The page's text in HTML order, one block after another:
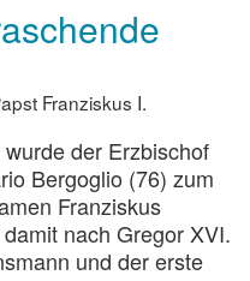
Franziskus I.
der Erzbischof
Bergoglio (76) zum
Franziskus
nach Gregor XVI.
und der erste